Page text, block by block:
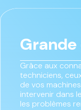
Grâce aux
techniciens,
de vos
intervenir dans
les problèmes